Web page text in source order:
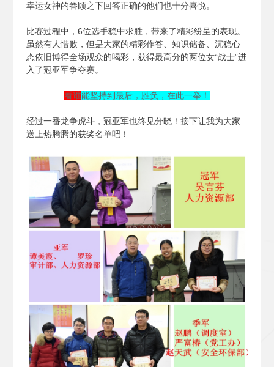
幸运女神的眷顾之下回答正确的他们也十分喜悦。
比赛过程中，6位选手稳中求胜，带来了精彩纷呈的表现。
虽然有人惜败，但是大家的精彩作答、知识储备、沉稳心
态依旧博得全场观众的喝彩，获得最高分的两位女“战士”进
入了冠亚军争夺赛。
看谁能坚持到最后，胜负，在此一举！
经过一番龙争虎斗，冠亚军也终见分晓！接下让我为大家
送上热腾腾的获奖名单吧！